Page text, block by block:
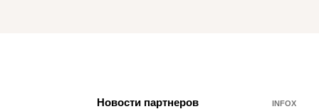
Новости партнеров INFOX